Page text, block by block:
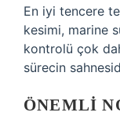
En iyi tencere
kesimi, marine
kontrolü çok
sürecin
ÖNEMLI